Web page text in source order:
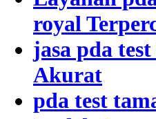
royal
jasa pda
Akurat
pda test